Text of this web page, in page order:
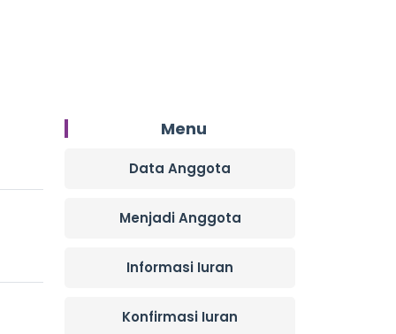
Menu
Data Anggota
Menjadi Anggota
Informasi Iuran
Konfirmasi Iuran